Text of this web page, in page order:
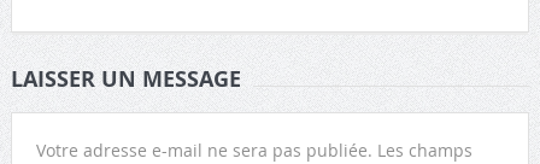
LAISSER UN MESSAGE
Votre adresse e-mail ne sera pas publiée. Les champs